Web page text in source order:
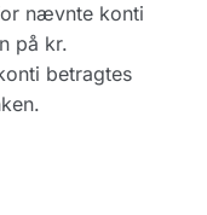
nævnte konti
på kr.
betragtes